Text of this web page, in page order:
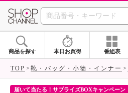
SHOP
商品を探す 本日お買得 番組表
TOP 靴・バッグ・小物・インナー
届いて当たる！サプライズBOXキャンペーン